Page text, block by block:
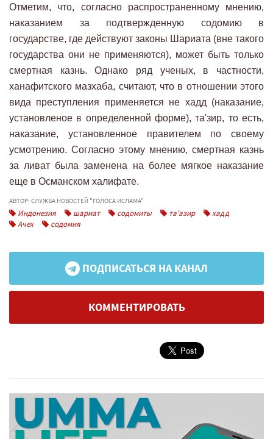
Отметим, что, согласно распространенному мнению,
наказанием за подтвержденную содомию в
государстве, где действуют законы Шариата (вне такого
государства они не применяются), может быть только
смертная казнь. Однако ряд ученых, в частности,
ханафитского мазхаба, считают, что в отношении этого
вида преступления применяется не хадд (наказание,
установленое в определенной форме), та'зир, то есть,
наказание, установленное правителем по своему
усмотрению. Согласно этому мнению, смертная казнь
за ливат была заменена на более мягкое наказание
еще в Османском халифате.
АВТОР: СЛУЖБА НОВОСТЕЙ "ГОЛОСА ИСЛАМА"
Индонезия шариат содомиты та'азир
хадд
Ачех
содомия
ПОДПИСАТЬСЯ НА КАНАЛ
КОММЕНТИРОВАТЬ